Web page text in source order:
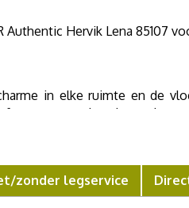
Hervik Lena 85107
in elke ruimte en de
van het
natuurlijke kleuren
zonder legservice